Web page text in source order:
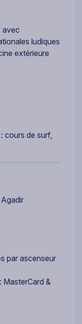
avec
ludiques
extérieure
cours de surf,
par ascenseur
&